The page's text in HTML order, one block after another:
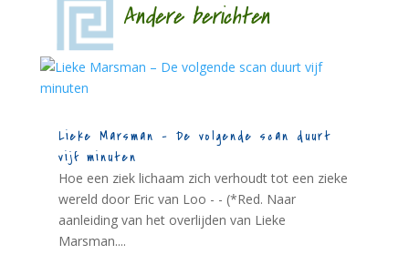
Andere berichten
Lieke Marsman – De volgende scan duurt
vijf minuten
Hoe een ziek lichaam zich verhoudt tot een zieke
wereld door Eric van Loo - - (*Red. Naar
aanleiding van het overlijden van Lieke
Marsman....